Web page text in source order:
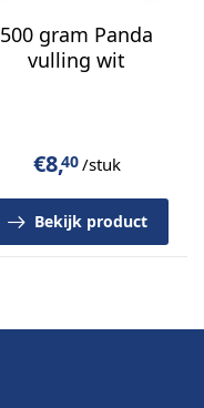
500 gram Panda
vulling wit
€8,40/stuk
Bekijk product